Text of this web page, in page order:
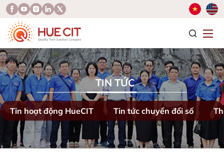
TIN TỨC
Tin hoạt động HueCIT Tin tức chuyển đổi số